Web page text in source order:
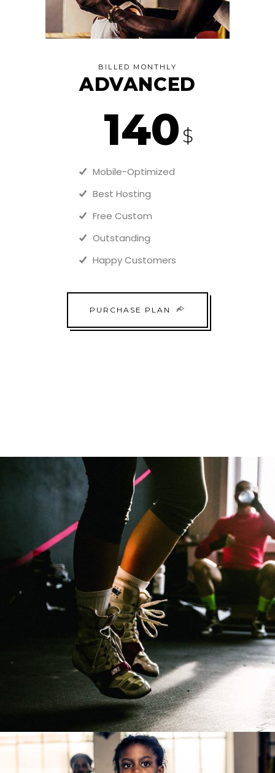
BILLED MONTHLY
ADVANCED
140$
Mobile-Optimized
Best Hosting
Free Custom
Outstanding
Happy Customers
PURCHASE PLAN
TRAINING
RUNNING SHOES